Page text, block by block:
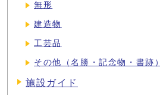
無形
建造物
工芸品
その他（名勝・記念物・書跡）
施設ガイド